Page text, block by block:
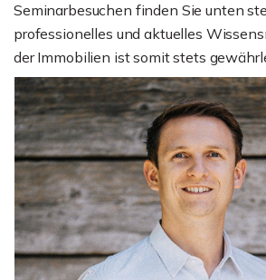
Seminarbesuchen finden Sie unten
professionelles und aktuelles
der Immobilien ist somit stets